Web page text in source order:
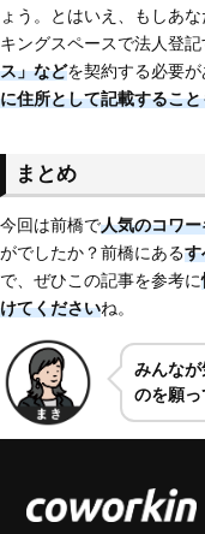
ょう。とはいえ、もしあ
キングスペースで法人登記
ス」などを契約する必要が
に住所として記載するこ
まとめ
今回は前橋で人気のコワ
がでしたか？前橋にあるす
で、ぜひこの記事を参考に
けてくださいね。
みんな
のを願っ